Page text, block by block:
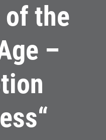
of the
–